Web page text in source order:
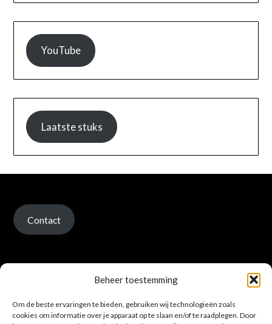
Beheer toestemming
Om de beste ervaringen te bieden, gebruiken wij technologieën zoals
cookies om informatie over je apparaat op te slaan en/of te raadplegen. Door
YouTube
Laatste stuks
Contact
Verzenden en retour